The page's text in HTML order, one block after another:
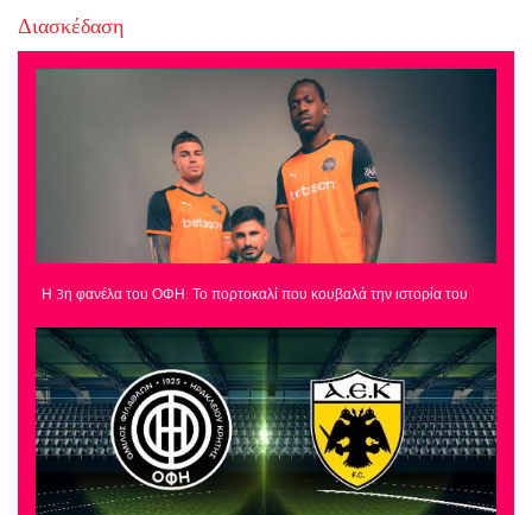
Διασκέδαση
Η 3η φανέλα του ΟΦΗ: Το πορτοκαλί που κουβαλά την ιστορία του